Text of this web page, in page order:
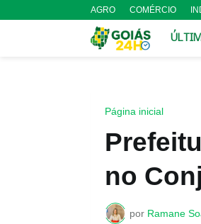
AGRO COMÉRCIO
Página inicial
no
por Ramane